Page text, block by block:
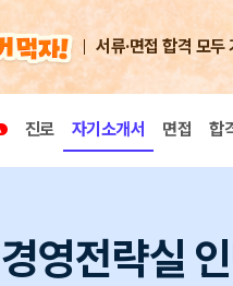
서류·면접 합격 모두
진로 자기소개서 면접 합
영전략실